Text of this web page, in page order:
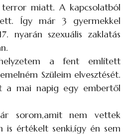
terror miatt. A kapcsolatból
Így már 3 gyermekkel
nyarán szexuális zaklatás
a fent említett
Szüleim elvesztését.
a mai napig egy embertől
sorom,amit nem vettek
is értékelt senki,így én sem